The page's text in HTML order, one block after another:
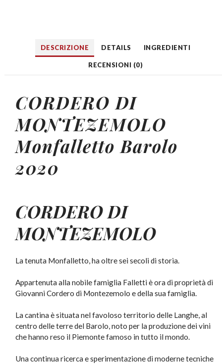
DESCRIZIONE DETAILS INGREDIENTI
RECENSIONI (0)
CORDERO DI
MONTEZEMOLO
Monfalletto Barolo
2020
CORDERO DI
MONTEZEMOLO
La tenuta Monfalletto, ha oltre sei secoli di storia.
Appartenuta alla nobile famiglia Falletti è ora di proprietà di
Giovanni Cordero di Montezemolo e della sua famiglia.
La cantina è situata nel favoloso territorio delle Langhe, al
centro delle terre del Barolo, noto per la produzione dei vini
che hanno reso il Piemonte famoso in tutto il mondo.
Una continua ricerca e sperimentazione di moderne tecniche